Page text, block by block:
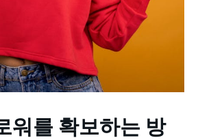
워를 확보하는 방